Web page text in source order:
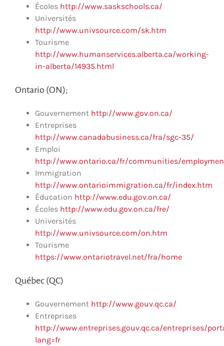
Écoles http://www.saskschools.ca/
Universités
http://www.univsource.com/sk.htm
Tourisme
http://www.humanservices.alberta.ca/working-
in-alberta/14935.html
Ontario (ON);
Gouvernement http://www.gov.on.ca/
Entreprises
http://www.canadabusiness.ca/fra/sgc-35/
Emploi
http://www.ontario.ca/fr/communities/
Immigration
http://www.ontarioimmigration.ca/fr/index.htm
Éducation http://www.edu.gov.on.ca/
Écoles http://www.edu.gov.on.ca/fre/
Universités
http://www.univsource.com/on.htm
Tourisme
https://www.ontariotravel.net/fra/home
Québec (QC)
Gouvernement http://www.gouv.qc.ca/
Entreprises
http://www.entreprises.gouv.qc.ca/entreprises/
lang=fr